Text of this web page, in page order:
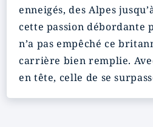
enneigés, des Alpes
cette passion débordante
n’a pas empêché ce
carrière bien remplie.
en tête, celle de se